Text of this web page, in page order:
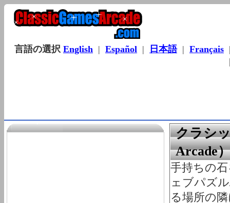
言語の選択 English | Español | 日本語| Français
クラシ
Arcade
手持ちの
ェブパズ
る場所の